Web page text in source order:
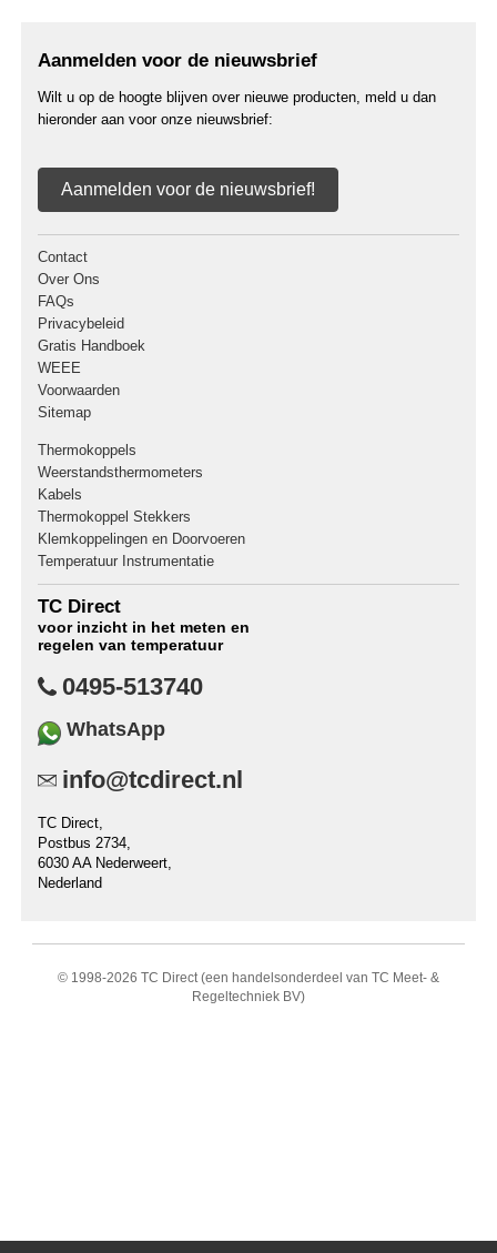
Aanmelden voor de nieuwsbrief
Wilt u op de hoogte blijven over nieuwe producten, meld u dan
hieronder aan voor onze nieuwsbrief:
Aanmelden voor de nieuwsbrief!
Contact
Over Ons
FAQs
Privacybeleid
Gratis Handboek
WEEE
Voorwaarden
Sitemap
Thermokoppels
Weerstandsthermometers
Kabels
Thermokoppel Stekkers
Klemkoppelingen en Doorvoeren
Temperatuur Instrumentatie
TC Direct
voor inzicht in het meten en
regelen van temperatuur
0495-513740
WhatsApp
info@tcdirect.nl
TC Direct,
Postbus 2734,
6030 AA Nederweert,
Nederland
© 1998-2026 TC Direct (een handelsonderdeel van TC Meet- &
Regeltechniek BV)